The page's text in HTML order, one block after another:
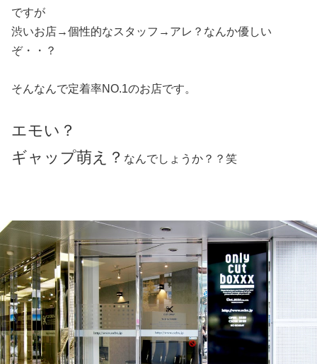
ですが
渋いお店→個性的なスタッフ→アレ？なんか優しい
ぞ・・？
そんなんで定着率NO.1のお店です。
エモい？
ギャップ萌え？ なんでしょうか？？笑